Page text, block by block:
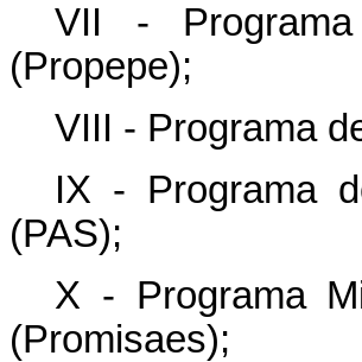
VII -
(Propepe);
VIII - Programa
IX - Programa
(PAS);
X - Programa
(Promisaes);